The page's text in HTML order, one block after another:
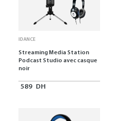
IDANCE
Streaming Media Station
Podcast Studio avec casque
noir
589 DH